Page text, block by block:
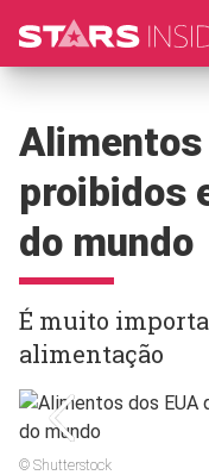
Alimentos
proibidos
do mundo
É muito
alimentação
© Shutterstock